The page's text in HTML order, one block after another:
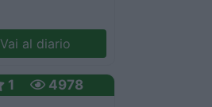
Vai al diario
1
4978